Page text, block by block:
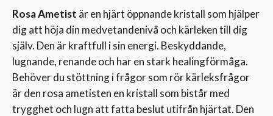
Rosa Ametist är en hjärt öppnande kristall som hjälper
dig att höja din medvetandenivå och kärleken till dig
själv. Den är kraftfull i sin energi. Beskyddande,
lugnande, renande och har en stark healingförmåga.
Behöver du stöttning i frågor som rör kärleksfrågor
är den rosa ametisten en kristall som bistår med
trygghet och lugn att fatta beslut utifrån hjärtat. Den